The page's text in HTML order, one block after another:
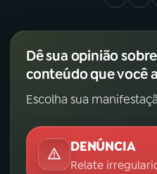
YouTube
TikTok
Dê sua opinião
conteúdo que você
Escolha sua
DENÚNCIA
Relate